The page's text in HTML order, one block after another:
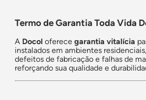
Termo de Garantia Toda Vida
A Docol oferece garantia vitalícia
instalados em ambientes
defeitos de fabricação e falhas de
reforçando sua qualidade e